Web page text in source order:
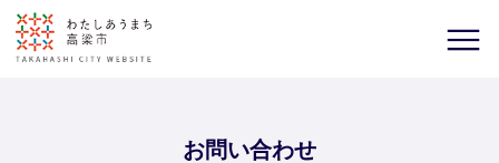
お問い合わせ